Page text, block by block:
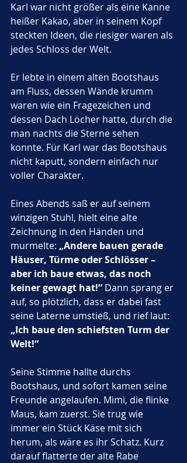
Karl war nicht größer als eine Kanne
heißer Kakao, aber in seinem Kopf
steckten Ideen, die riesiger waren als
jedes Schloss der Welt.
Er lebte in einem alten Bootshaus
am Fluss, dessen Wände krumm
waren wie ein Fragezeichen und
dessen Dach Löcher hatte, durch die
man nachts die Sterne sehen
konnte. Für Karl war das Bootshaus
nicht kaputt, sondern einfach nur
voller Charakter.
Eines Abends saß er auf seinem
winzigen Stuhl, hielt eine alte
Zeichnung in den Händen und
murmelte: „Andere bauen gerade
Häuser, Türme oder Schlösser –
aber ich baue etwas, das noch
keiner gewagt hat!“ Dann sprang er
auf, so plötzlich, dass er dabei fast
seine Laterne umstieß, und rief laut:
„Ich baue den schiefsten Turm der
Welt!“
Seine Stimme hallte durchs
Bootshaus, und sofort kamen seine
Freunde angelaufen. Mimi, die flinke
Maus, kam zuerst. Sie trug wie
immer ein Stück Käse mit sich
herum, als wäre es ihr Schatz. Kurz
darauf flatterte der alte Rabe